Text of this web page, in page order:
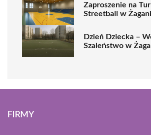
Zaproszenie na
Streetball w
Dzień Dziecka –
Szaleństwo w
FIRMY